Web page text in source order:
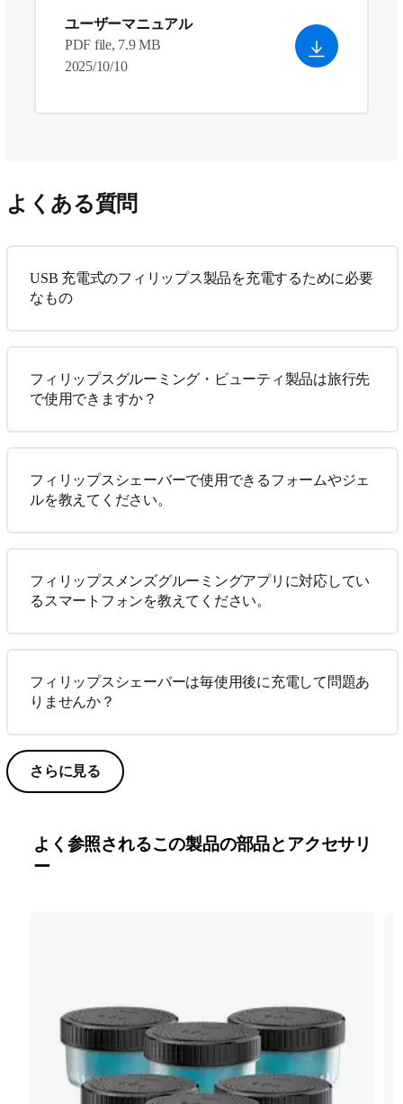
ユーザーマニュアル
PDF file, 7.9 MB
2025/10/10
よくある質問
USB 充電式のフィリップス製品を充電するために必要
なもの
フィリップスグルーミング・ビューティ製品は旅行先
で使用できますか？
フィリップスシェーバーで使用できるフォームやジェ
ルを教えてください。
フィリップスメンズグルーミングアプリに対応してい
るスマートフォンを教えてください。
フィリップスシェーバーは毎使用後に充電して問題あ
りませんか？
さらに見る
よく参照されるこの製品の部品とアクセサリ
ー